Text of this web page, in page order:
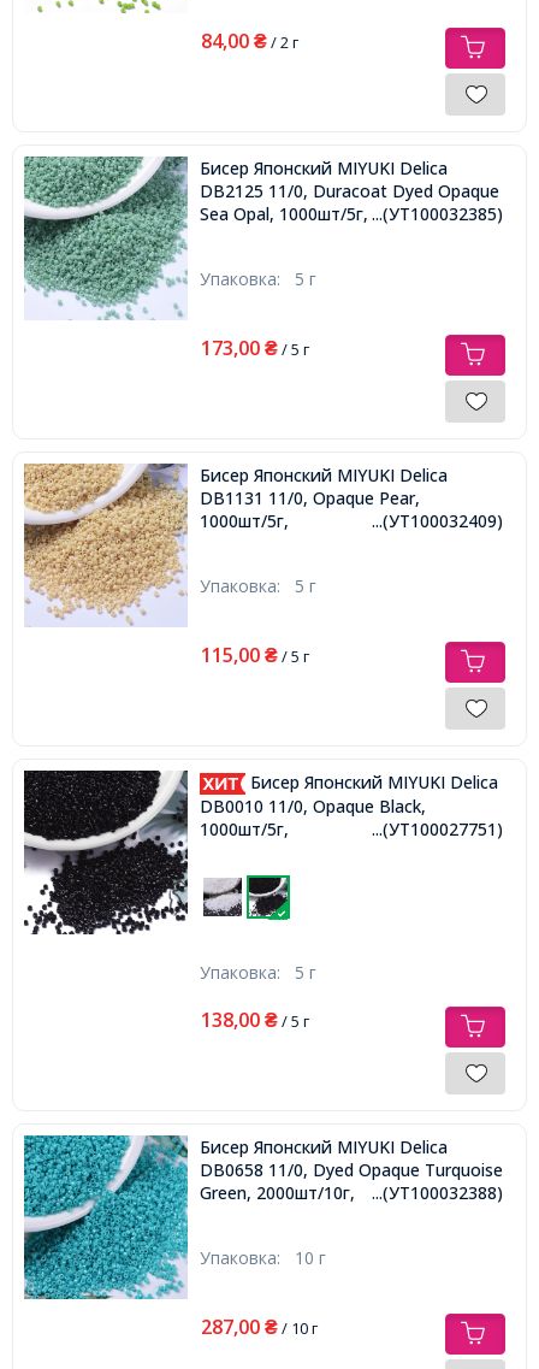
84,00 ₴/ 2 г
Бисер Японский MIYUKI Delica
DB2125 11/0, Duracoat Dyed Opaque
Sea Opal, 1000шт/5г, ...(УТ100032385)
Упаковка: 5 г
173,00 ₴/ 5 г
Бисер Японский MIYUKI Delica
DB1131 11/0, Opaque Pear,
1000шт/5г,
...(УТ100032409)
Упаковка: 5 г
115,00 ₴/ 5 г
Бисер Японский MIYUKI Delica
DB0010 11/0, Opaque Black,
1000шт/5г,
...(УТ100027751)
Упаковка: 5 г
138,00 ₴/ 5 г
Бисер Японский MIYUKI Delica
DB0658 11/0, Dyed Opaque Turquoise
Green, 2000шт/10г,
...(УТ100032388)
Упаковка: 10 г
287,00 ₴/ 10 г